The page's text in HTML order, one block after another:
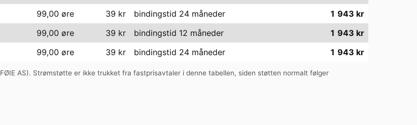
99,00 øre 39 kr bindingstid 24 måneder 1 943 kr
99,00 øre 39 kr bindingstid 12 måneder 1 943 kr
99,00 øre 39 kr bindingstid 24 måneder 1 943 kr
FØIE AS). Strømstøtte er ikke trukket fra fastprisavtaler i denne tabellen, siden støtten normalt følger